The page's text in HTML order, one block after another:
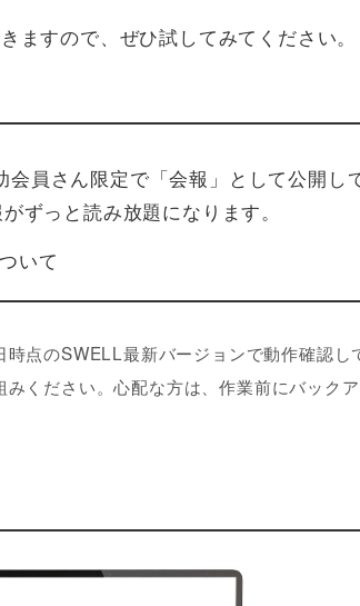
ますので、ぜひ試してみてください。
会員さん限定で「会報」として公開し
ずっと読み放題になります。
いて
点のSWELL最新バージョンで動作確認し
ください。心配な方は、作業前にバック